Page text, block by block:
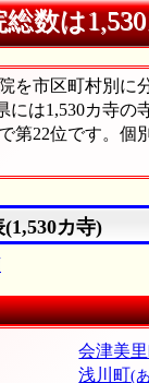
数は
を市区町村別に
には1,530カ寺
第22位です。
カ寺)
会津美
浅川町(